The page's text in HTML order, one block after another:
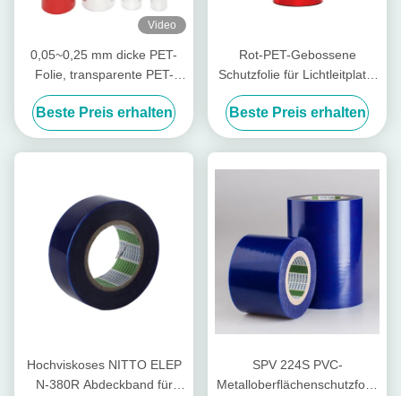
Video
0,05~0,25 mm dicke PET-
Folie, transparente PET-
Folie für Thermoformen
Beste Preis erhalten
Rot-PET-Gebossene
Schutzfolie für Lichtleitplatte
mit hoher Reinheit
Beste Preis erhalten
Hochviskoses NITTO ELEP
N-380R Abdeckband für
SPV 224S PVC-
Metalloberflächenschutzfolie